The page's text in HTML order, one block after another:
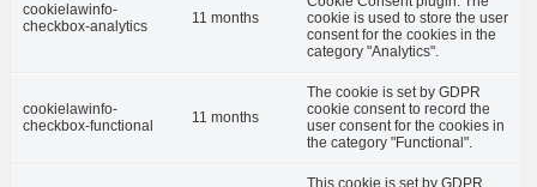
cookielawinfo-
checkbox-analytics
11 months
cookie is used to store the user
consent for the cookies in the
category "Analytics".
cookielawinfo-
checkbox-functional
11 months
The cookie is set by GDPR
cookie consent to record the
user consent for the cookies in
the category "Functional".
This cookie is set by GDPR